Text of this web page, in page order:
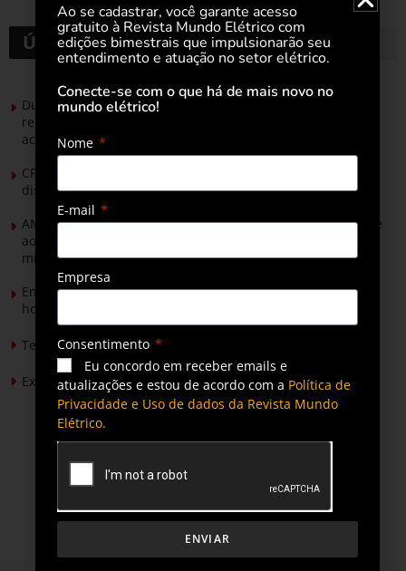
Últimas notícias
Durante esforço concentrado do Congresso, setor de
renováveis apresenta no Senado Federal pautas para
acelerar transição energética
CPFL Energia e TIM se unem para criar a rede de
distribuição do futuro com tecnologia privativa
AMIG Brasil convida pré-candidatos ao Governo de Minas e
ao Senado para discutir propostas para os municípios
mineradores e afetados
Energia solar permitirá ampliar em 25% a produção de
hortaliças em projeto social no Tocantins
Tendências de Iluminação em 2026
Expansão da energia solar no Brasil
Ao se cadastrar, você garante acesso
gratuito à Revista Mundo Elétrico com
edições bimestrais que impulsionarão seu
entendimento e atuação no setor elétrico.
Conecte-se com o que há de mais novo no
mundo elétrico!
Nome
E-mail
Empresa
Consentimento
Eu concordo em receber emails e
atualizações e estou de acordo com a Política de
Privacidade e Uso de dados da Revista Mundo
Elétrico.
ENVIAR